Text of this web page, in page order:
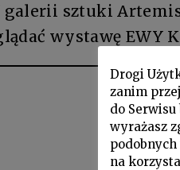
galerii sztuki Artemis
wystawę EWY
Drogi
zanim
do
wyrażasz
na